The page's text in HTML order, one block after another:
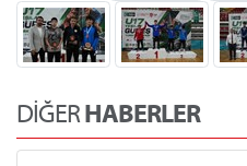
DİĞERHABERLER